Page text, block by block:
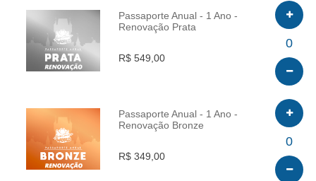
INFO
Passaporte Anual - 1 Ano -
Renovação Prata
R$ 549,00
0
INFO
Passaporte Anual - 1 Ano -
Renovação Bronze
R$ 349,00
0